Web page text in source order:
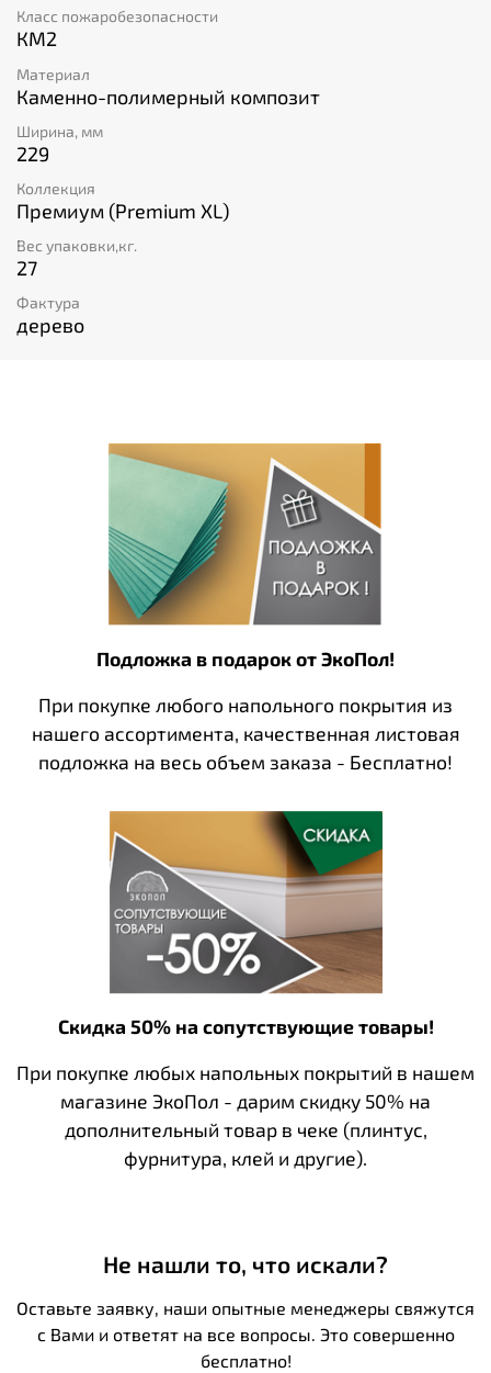
Класс пожаробезопасности
КМ2
Материал
Каменно-полимерный композит
Ширина, мм
229
Коллекция
Премиум (Premium XL)
Вес упаковки,кг.
27
Фактура
дерево
Подложка в подарок от ЭкоПол!
При покупке любого напольного покрытия из
нашего ассортимента, качественная листовая
подложка на весь объем заказа - Бесплатно!
Скидка 50% на сопутствующие товары!
При покупке любых напольных покрытий в нашем
магазине ЭкоПол - дарим скидку 50% на
дополнительный товар в чеке (плинтус,
фурнитура, клей и другие).
Не нашли то, что искали?
Оставьте заявку, наши опытные менеджеры свяжутся
с Вами и ответят на все вопросы. Это совершенно
бесплатно!